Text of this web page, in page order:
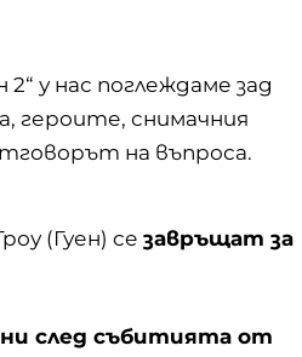
у нас поглеждаме зад
героите, снимачния
на въпроса.
(Гуен) се завръщат за
след събитията от